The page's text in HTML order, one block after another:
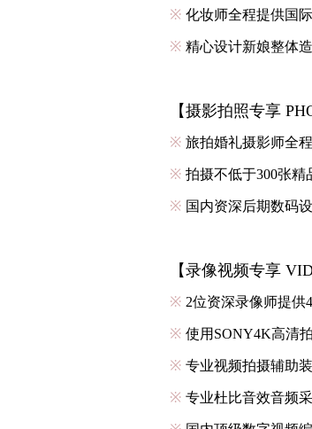
※ 化妆师全程提供国
※ 精心设计新娘整体
【摄影拍照专享
※ 旅拍婚礼摄影师全
※ 拍摄不低于300张精
※ 国内资深后期数码
【录像视频专享
※ 2位资深录像师提供
※ 使用SONY4K高清
※ 专业视频拍摄辅助
※ 专业杜比音效音频